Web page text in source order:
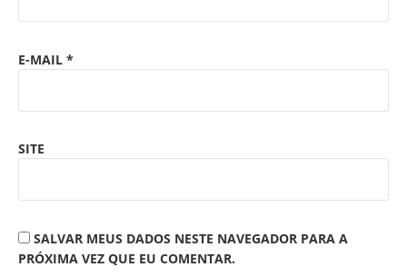
E-MAIL *
SITE
SALVAR MEUS DADOS NESTE NAVEGADOR PARA A
PRÓXIMA VEZ QUE EU COMENTAR.